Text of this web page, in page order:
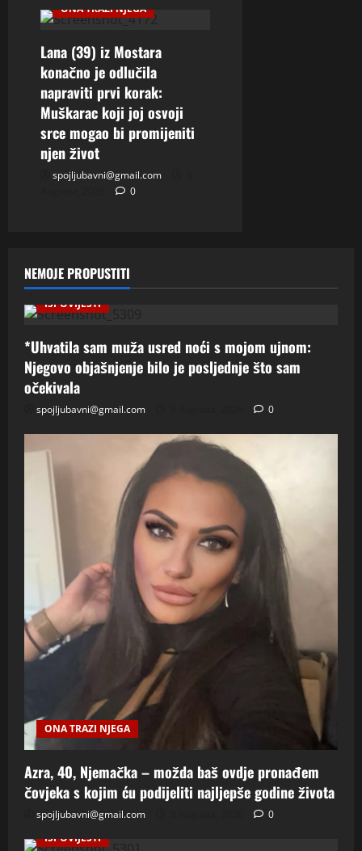
ONA TRAZI NJEGA
Lana (39) iz Mostara
konačno je odlučila
napraviti prvi korak:
Muškarac koji joj osvoji
srce mogao bi promijeniti
njen život
spojljubavni@gmail.com
0
NEMOJE PROPUSTITI
ISPOVIJESTI
*Uhvatila sam muža usred noći s mojom ujnom:
Njegovo objašnjenje bilo je posljednje što sam
očekivala
spojljubavni@gmail.com 0
ONA TRAZI NJEGA
Azra, 40, Njemačka – možda baš ovdje pronađem
čovjeka s kojim ću podijeliti najljepše godine života
spojljubavni@gmail.com
0
ISPOVIJESTI